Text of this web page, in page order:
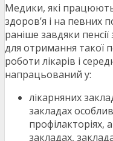
Медики, які
здоров’я і на певних
раніше завдяки
для отримання такої
роботи лікарів і
напрацьований у:
лікарняних
закладах
профілакторіях,
закладах,